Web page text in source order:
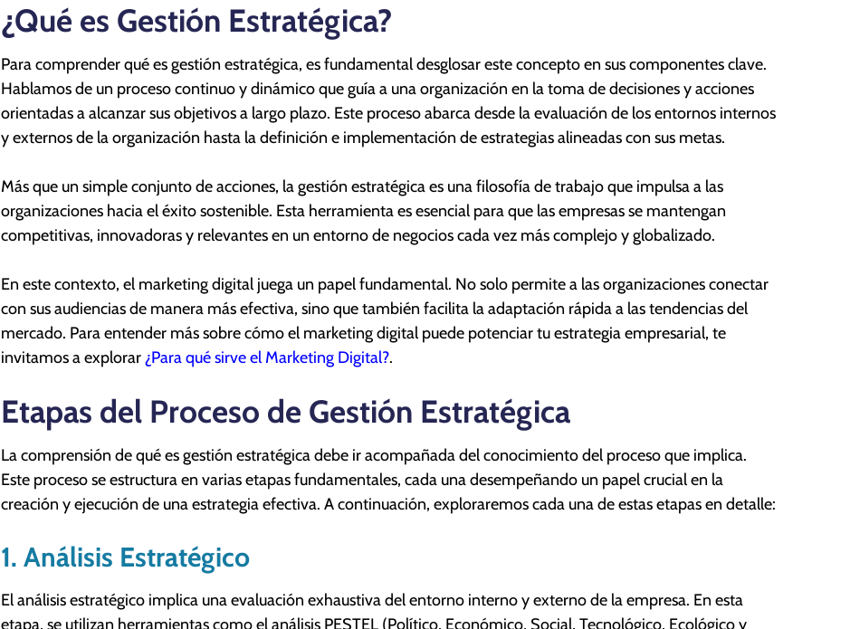
¿Qué es Gestión Estratégica?
Para comprender qué es gestión estratégica, es fundamental desglosar este concepto en sus componentes clave.
Hablamos de un proceso continuo y dinámico que guía a una organización en la toma de decisiones y acciones
orientadas a alcanzar sus objetivos a largo plazo. Este proceso abarca desde la evaluación de los entornos internos
y externos de la organización hasta la definición e implementación de estrategias alineadas con sus metas.
Más que un simple conjunto de acciones, la gestión estratégica es una filosofía de trabajo que impulsa a las
organizaciones hacia el éxito sostenible. Esta herramienta es esencial para que las empresas se mantengan
competitivas, innovadoras y relevantes en un entorno de negocios cada vez más complejo y globalizado.
En este contexto, el marketing digital juega un papel fundamental. No solo permite a las organizaciones conectar
con sus audiencias de manera más efectiva, sino que también facilita la adaptación rápida a las tendencias del
mercado. Para entender más sobre cómo el marketing digital puede potenciar tu estrategia empresarial, te
invitamos a explorar¿Para qué sirve el Marketing Digital?.
Etapas del Proceso de Gestión Estratégica
La comprensión de qué es gestión estratégica debe ir acompañada del conocimiento del proceso que implica.
Este proceso se estructura en varias etapas fundamentales, cada una desempeñando un papel crucial en la
creación y ejecución de una estrategia efectiva. A continuación, exploraremos cada una de estas etapas en detalle:
1. Análisis Estratégico
El análisis estratégico implica una evaluación exhaustiva del entorno interno y externo de la empresa. En esta
etapa, se utilizan herramientas como el análisis PESTEL (Político, Económico, Social, Tecnológico, Ecológico y